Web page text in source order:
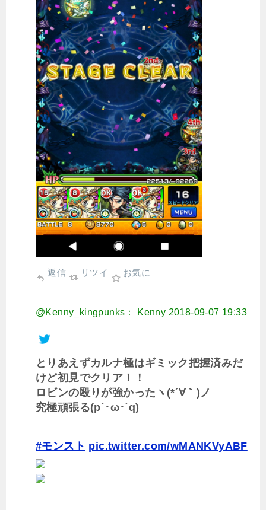
返信 リツイ お気に
@Kenny_kingpunks： Kenny 2018-09-07 19:33
とりあえずカルナ極はギミック把握済みだ
けど初見でクリア！！
ロビンの殴りが強かったヽ(*´∀｀)ノ
究極頑張る(p`･ω･´q)
#モンスト pic.twitter.com/wMANKVyABF